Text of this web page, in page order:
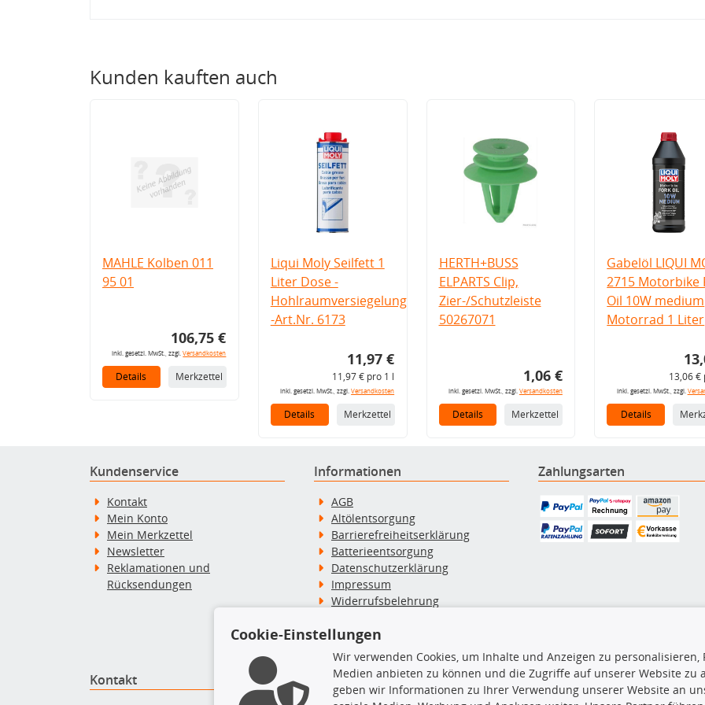
Kunden kauften auch
MAHLE Kolben 011
95 01
106,75 €
inkl. gesetzl. MwSt., zzgl.Versandkosten
Details Merkzettel
Liqui Moly Seilfett 1
Liter Dose -
Hohlraumversiegelung
-Art.Nr. 6173
11,97 €
11,97 € pro 1 l
inkl. gesetzl. MwSt., zzgl.Versandkosten
Details Merkzettel
HERTH+BUSS
ELPARTS Clip,
Zier-/Schutzleiste
50267071
1,06 €
inkl. gesetzl. MwSt., zzgl. Versandkosten
Details Merkzettel
Gabelöl LIQUI
2715 Motorbike
Oil 10W medium
Motorrad 1 Liter
13,06 €
inkl. gesetzl. MwSt., zzgl.
Details
Kundenservice
Kontakt
Mein Konto
Mein Merkzettel
Newsletter
Reklamationen und
Rücksendungen
Informationen
AGB
Altölentsorgung
Barrierefreiheitserklärung
Batterieentsorgung
Datenschutzerklärung
Impressum
Widerrufsbelehrung
Zahlung & Versand
Zahlungsarten
Kontakt Top Produkte TecDoc Inside
Cookie-Einstellungen
Wir verwenden Cookies, um Inhalte und Anzeigen zu
Medien anbieten zu können und die Zugriffe auf unserer Website zu
geben wir Informationen zu Ihrer Verwendung unserer Website an